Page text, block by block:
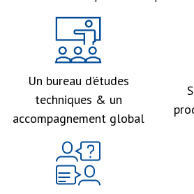
Un bureau d’études
techniques & un
accompagnement global